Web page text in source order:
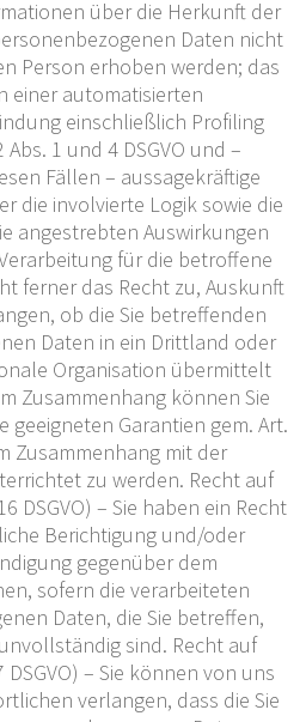
über die Herkunft der
Daten nicht
Person erhoben werden; das
einer automatisierten
einschließlich Profiling
Abs. 1 und 4 DSGVO und –
Fällen – aussagekräftige
die involvierte Logik sowie die
angestrebten Auswirkungen
für die betroffene
ferner das Recht zu, Auskunft
ob die Sie betreffenden
Daten in ein Drittland oder
Organisation übermittelt
Zusammenhang können Sie
geeigneten Garantien gem. Art.
Zusammenhang mit der
zu werden. Recht auf
DSGVO) – Sie haben ein Recht
Berichtigung und/oder
gegenüber dem
sofern die verarbeiteten
Daten, die Sie betreffen,
sind. Recht auf
DSGVO) – Sie können von uns
verlangen, dass die Sie